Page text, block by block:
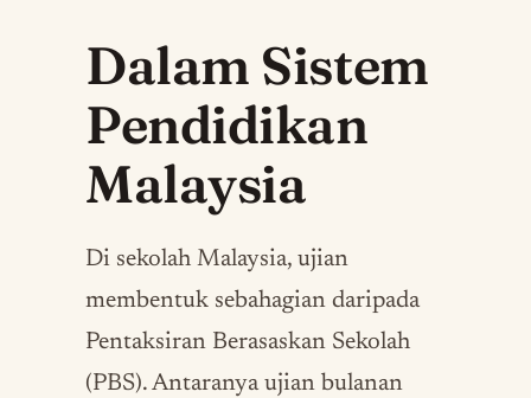
Dalam Sistem
Pendidikan
Malaysia
Di sekolah Malaysia, ujian
membentuk sebahagian daripada
Pentaksiran Berasaskan Sekolah
(PBS). Antaranya ujian bulanan